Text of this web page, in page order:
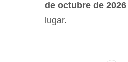
de octubre de 2026
lugar.